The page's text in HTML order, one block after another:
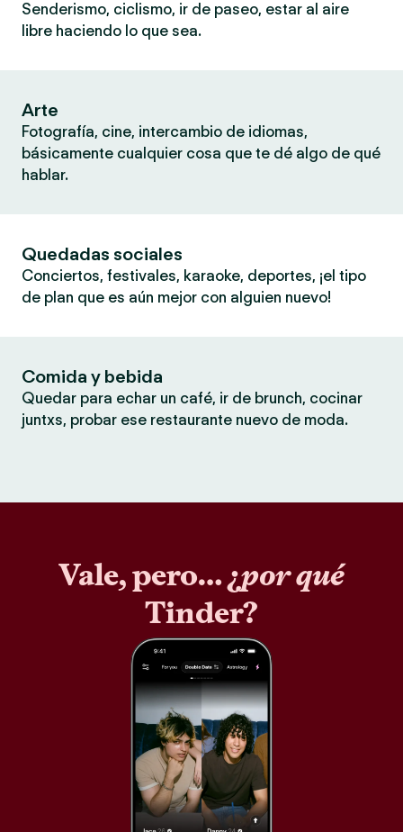
Senderismo, ciclismo, ir de paseo, estar al aire
libre haciendo lo que sea.
Arte
Fotografía, cine, intercambio de idiomas,
básicamente cualquier cosa que te dé algo de qué
hablar.
Quedadas sociales
Conciertos, festivales, karaoke, deportes, ¡el tipo
de plan que es aún mejor con alguien nuevo!
Comida y bebida
Quedar para echar un café, ir de brunch, cocinar
juntxs, probar ese restaurante nuevo de moda.
Vale, pero… ¿por qué
Tinder?